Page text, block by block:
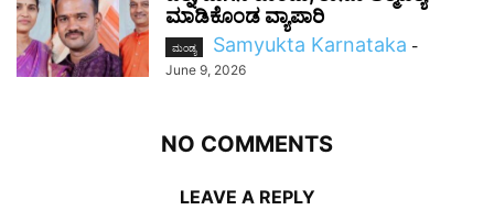
ಮಾಡಿಕೊಂಡ ವ್ಯಾಪಾರಿ
ಮಂಡ್ಯ Samyukta Karnataka -
June 9, 2026
NO COMMENTS
LEAVE A REPLY